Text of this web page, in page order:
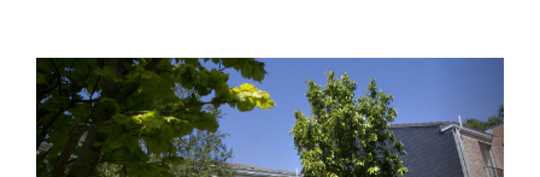
Précédent